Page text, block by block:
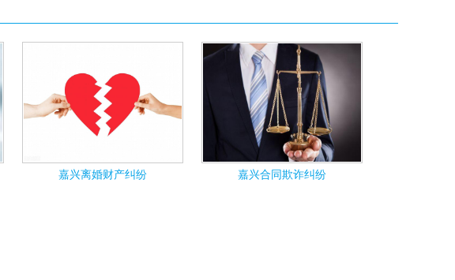
嘉兴离婚财产纠纷 嘉兴合同欺诈纠纷